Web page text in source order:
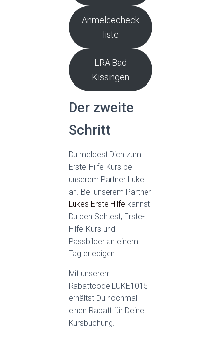
Anmeldecheck
liste
LRA Bad
Kissingen
Der zweite
Schritt
Du meldest Dich zum
Erste-Hilfe-Kurs bei
unserem Partner Luke
an. Bei unserem Partner
Lukes Erste Hilfe kannst
Du den Sehtest, Erste-
Hilfe-Kurs und
Passbilder an einem
Tag erledigen.
Mit unserem
Rabattcode LUKE1015
erhältst Du nochmal
einen Rabatt für Deine
Kursbuchung.